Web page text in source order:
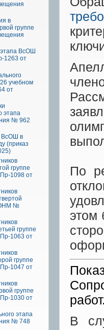
в
группе
этапа ВсОШ
1263 от
учебном
от
этапа
№ 962
ВсОШ в
(приказ
группе
1098 от
№
группе
1063 от
группе
1047 от
группе
1030 от
этапа
№ 748
По
этом
В